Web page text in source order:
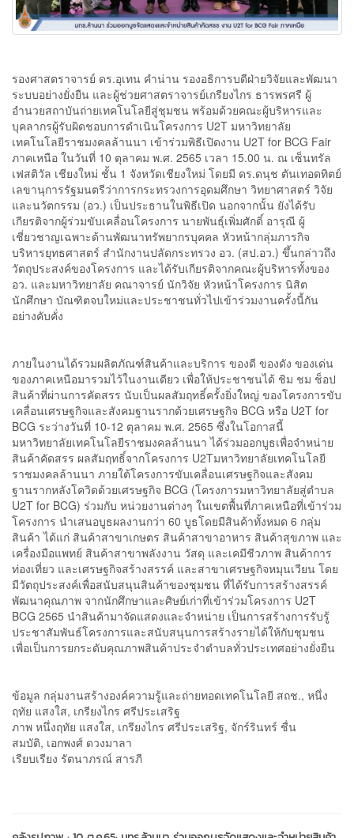
รองศาสตราจารย์ ดร.อุเทน คำน่าน รองอธิการบดีฝ่ายวิจัยและพัฒนา
ระบบอย่างยั่งยืน และผู้ช่วยศาสตราจารย์เกรียงไกร ธารพรศรี ผู้
อำนวยสถาบันถ่ายเทคโนโลยีสู่ชุมชน พร้อมด้วยคณะผู้บริหารและ
บุคลากรผู้รับผิดชอบการดำเนินโครงการ U2T มหาวิทยาลัย
เทคโนโลยีราชมงคลล้านนา เข้าร่วมพิธีเปิดงาน U2T for BCG Fair
ภาคเหนือ ในวันที่ 10 ตุลาคม พ.ศ. 2565 เวลา 15.00 น. ณ เซ็นทรัล
เฟสติวัล เชียงใหม่ ชั้น 1 จังหวัดเชียงใหม่ โดยมี ดร.ดนุช ตันเทอดทิตย์
เลขานุการรัฐมนตรีว่าการกระทรวงการอุดมศึกษา วิทยาศาสตร์ วิจัย
และนวัตกรรม (อว.) เป็นประธานในพิธีเปิด นอกจากนั้น ยังได้รับ
เกียรติจากผู้ร่วมขับเคลื่อนโครงการ นายพันธุ์เพิ่มศักดิ์ อารุณี ผู้
เชี่ยวชาญเฉพาะด้านพัฒนาทรัพยากรบุคคล หัวหน้ากลุ่มภารกิจ
บริหารยุทธศาสตร์ สำนักงานปลัดกระทรวง อว. (สป.อว.) ขึ้นกล่าวถึง
วัตถุประสงค์ของโครงการ และได้รับเกียรติจากคณะผู้บริหารทั้งของ
อว. และมหาวิทยาลัย คณาจารย์ นักวิจัย หัวหน้าโครงการ นิสิต
นักศึกษา บัณฑิตจบใหม่และประชาชนทั่วไปเข้าร่วมงานครั้งนี้กัน
อย่างคับคั่ง
ภายในงานได้รวมผลิตภัณฑ์สินค้าและบริการ ของดี ของดัง ของเด่น
ของภาคเหนือมารวมไว้ในงานเดียว เพื่อให้ประชาชนได้ ชิม ชม ช็อป
สินค้าที่ผ่านการคัดสรร นับเป็นผลสัมฤทธิ์ครั้งยิ่งใหญ่ ของโครงการขับ
เคลื่อนเศรษฐกิจและสังคมฐานรากด้วยเศรษฐกิจ BCG หรือ U2T for
BCG ระว่างวันที่ 10-12 ตุลาคม พ.ศ. 2565 ซึ่งในโอกาสนี้
มหาวิทยาลัยเทคโนโลยีราชมงคลล้านนา ได้ร่วมออกบูธเพื่อจำหน่าย
สินค้าคัดสรร ผลสัมฤทธิ์จากโครงการ U2Tมหาวิทยาลัยเทคโนโลยี
ราชมงคลล้านนา ภายใต้โครงการขับเคลื่อนเศรษฐกิจและสังคม
ฐานรากหลังโควิดด้วยเศรษฐกิจ BCG (โครงการมหาวิทยาลัยสู่ตำบล
U2T for BCG) ร่วมกับ หน่วยงานต่างๆ ในเขตพื้นที่ภาคเหนือที่เข้าร่วม
โครงการ นำเสนอบูธผลงานกว่า 60 บูธโดยมีสินค้าทั้งหมด 6 กลุ่ม
สินค้า ได้แก่ สินค้าสาขาเกษตร สินค้าสาขาอาหาร สินค้าสุขภาพ และ
เครื่องมือแพทย์ สินค้าสาขาพลังงาน วัสดุ และเคมีชีวภาพ สินค้าการ
ท่องเที่ยว และเศรษฐกิจสร้างสรรค์ และสาขาเศรษฐกิจหมุนเวียน โดย
มีวัตถุประสงค์เพื่อสนับสนุนสินค้าของชุมชน ที่ได้รับการสร้างสรรค์
พัฒนาคุณภาพ จากนักศึกษาและศิษย์เก่าที่เข้าร่วมโครงการ U2T
BCG 2565 นำสินค้ามาจัดแสดงและจำหน่าย เป็นการสร้างการรับรู้
ประชาสัมพันธ์โครงการและสนับสนุนการสร้างรายได้ให้กับชุมชน
เพื่อเป็นการยกระดับคุณภาพสินค้าประจำตำบลทั่วประเทศอย่างยั่งยืน
ข้อมูล กลุ่มงานสร้างองค์ความรู้และถ่ายทอดเทคโนโลยี สถช., หนึ่ง
ฤทัย แสงใส, เกรียงไกร ศรีประเสริฐ
ภาพ หนึ่งฤทัย แสงใส, เกรียงไกร ศรีประเสริฐ, จักร์รินทร์ ชื่น
สมบัติ, เอกพงศ์ ดวงมาลา
เรียบเรียง รัตนาภรณ์ สารภี